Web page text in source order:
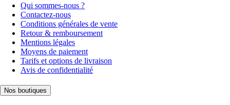
Qui sommes-nous ?
Contactez-nous
Conditions générales de vente
Retour & remboursement
Mentions légales
Moyens de paiement
Tarifs et options de livraison
Avis de confidentialité
Nos boutiques